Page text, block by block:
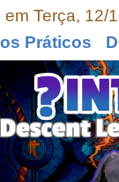
em Terça, 12/
Práticos